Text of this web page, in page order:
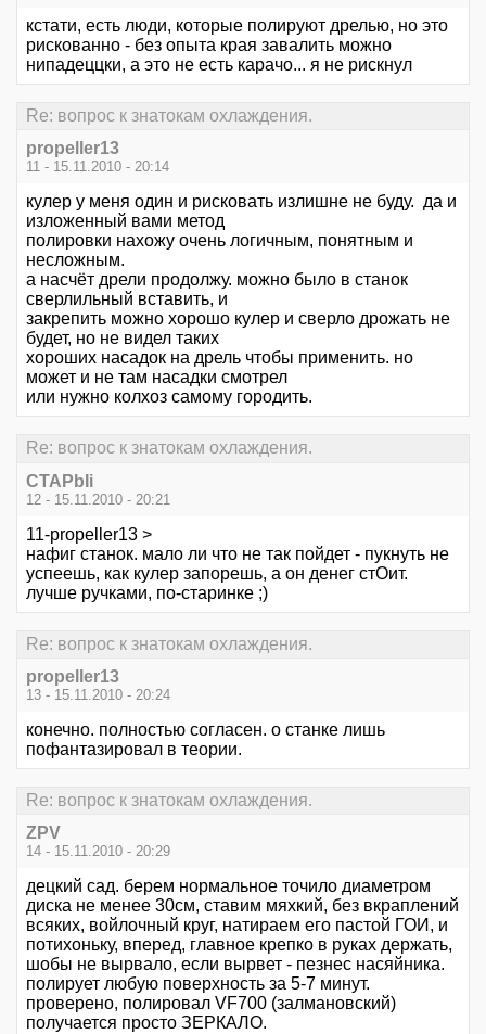
кстати, есть люди, которые полируют дрелью, но это
рискованно - без опыта края завалить можно
нипадеццки, а это не есть карачо... я не рискнул
Re: вопрос к знатокам охлаждения.
propeller13
11 - 15.11.2010 - 20:14
кулер у меня один и рисковать излишне не буду. да и
изложенный вами метод
полировки нахожу очень логичным, понятным и
несложным.
а насчёт дрели продолжу. можно было в станок
сверлильный вставить, и
закрепить можно хорошо кулер и сверло дрожать не
будет, но не видел таких
хороших насадок на дрель чтобы применить. но
может и не там насадки смотрел
или нужно колхоз самому городить.
Re: вопрос к знатокам охлаждения.
CTAPbIi
12 - 15.11.2010 - 20:21
11-propeller13 >
нафиг станок. мало ли что не так пойдет - пукнуть не
успеешь, как кулер запорешь, а он денег стОит.
лучше ручками, по-старинке ;)
Re: вопрос к знатокам охлаждения.
propeller13
13 - 15.11.2010 - 20:24
конечно. полностью согласен. о станке лишь
пофантазировал в теории.
Re: вопрос к знатокам охлаждения.
ZPV
14 - 15.11.2010 - 20:29
децкий сад. берем нормальное точило диаметром
диска не менее 30см, ставим мяхкий, без вкраплений
всяких, войлочный круг, натираем его пастой ГОИ, и
потихоньку, вперед, главное крепко в руках держать,
шобы не вырвало, если вырвет - пезнес насяйника.
полирует любую поверхность за 5-7 минут.
проверено, полировал VF700 (залмановский)
получается просто ЗЕРКАЛО.